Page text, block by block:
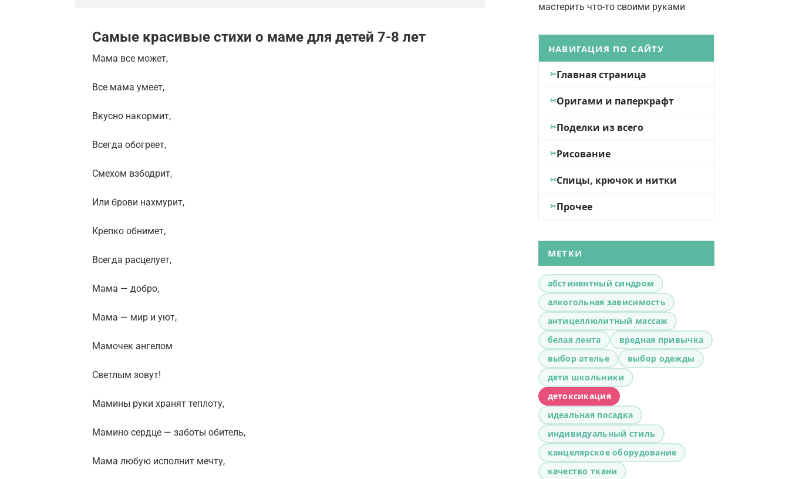
Самые красивые стихи о маме для детей 7-8 лет
Мама все может,
Все мама умеет,
Вкусно накормит,
Всегда обогреет,
Смехом взбодрит,
Или брови нахмурит,
Крепко обнимет,
Всегда расцелует,
Мама — добро,
Мама — мир и уют,
Мамочек ангелом
Светлым зовут!
Мамины руки хранят теплоту,
Мамино сердце — заботы обитель,
Мама любую исполнит мечту,
мастерить что-то своими руками
НАВИГАЦИЯ ПО САЙТУ
Главная страница
Оригами и паперкрафт
Поделки из всего
Рисование
Спицы, крючок и нитки
Прочее
МЕТКИ
абстинентный синдром
алкогольная зависимость
антицеллюлитный массаж
белая лента
вредная привычка
выбор ателье
выбор одежды
дети школьники
детоксикация
идеальная посадка
индивидуальный стиль
канцелярское оборудование
качество ткани